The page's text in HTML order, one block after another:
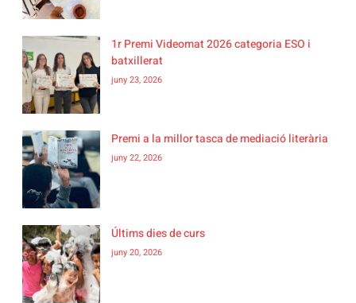
1r Premi Videomat 2026 categoria ESO i
batxillerat
juny 23, 2026
Premi a la millor tasca de mediació literària
juny 22, 2026
Últims dies de curs
juny 20, 2026